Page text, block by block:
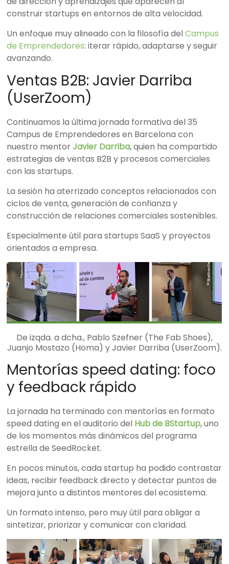
construir startups en entornos de alta velocidad.
Un enfoque muy alineado con la filosofía delCampus
de Emprendedores: iterar rápido, adaptarse y seguir
avanzando.
Ventas B2B: Javier Darriba
(UserZoom)
Continuamos la última jornada formativa del 35
Campus de Emprendedores en Barcelona con
nuestro mentorJavier Darriba, quien ha compartido
estrategias de ventas B2B y procesos comerciales
con las startups.
La sesión ha aterrizado conceptos relacionados con
ciclos de venta, generación de confianza y
construcción de relaciones comerciales sostenibles.
Especialmente útil para startups SaaS y proyectos
orientados a empresa.
De izqda. a dcha., Pablo Szefner (The Fab Shoes),
Juanjo Mostazo (Homa) y Javier Darriba (UserZoom).
Mentorías speed dating: foco
y feedback rápido
La jornada ha terminado con mentorías en formato
speed dating en el auditorio del Hub de BStartup, uno
de los momentos más dinámicos del programa
estrella de SeedRocket.
En pocos minutos, cada startup ha podido contrastar
ideas, recibir feedback directo y detectar puntos de
mejora junto a distintos mentores del ecosistema.
Un formato intenso, pero muy útil para obligar a
sintetizar, priorizar y comunicar con claridad.